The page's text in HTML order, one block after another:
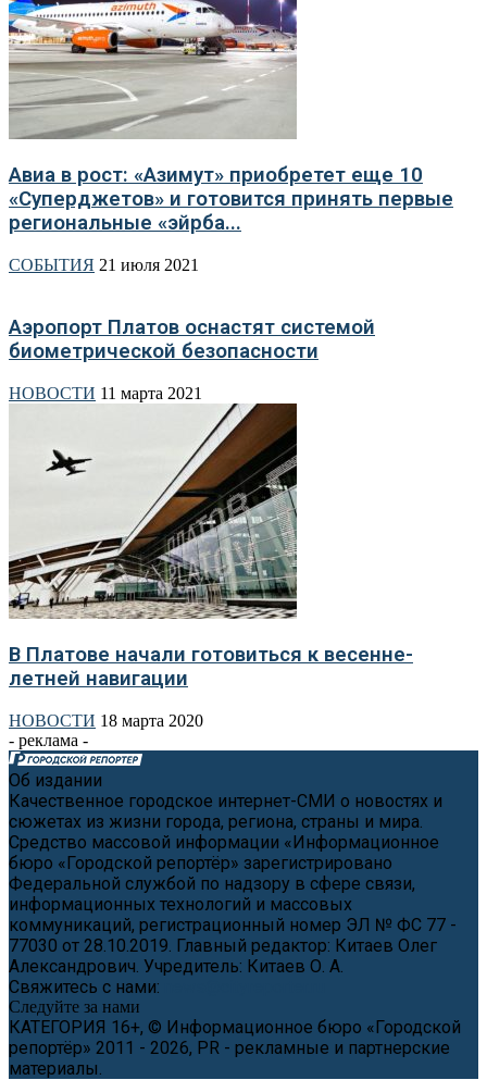
Авиа в рост: «Азимут» приобретет еще 10
«Суперджетов» и готовится принять первые
региональные «эйрба...
СОБЫТИЯ 21 июля 2021
Аэропорт Платов оснастят системой
биометрической безопасности
НОВОСТИ 11 марта 2021
В Платове начали готовиться к весенне-
летней навигации
НОВОСТИ 18 марта 2020
- реклама -
Об издании
Качественное городское интернет-СМИ о новостях и
сюжетах из жизни города, региона, страны и мира.
Средство массовой информации «Информационное
бюро «Городской репортёр» зарегистрировано
Федеральной службой по надзору в сфере связи,
информационных технологий и массовых
коммуникаций, регистрационный номер ЭЛ № ФС 77 -
77030 от 28.10.2019. Главный редактор: Китаев Олег
Александрович. Учредитель: Китаев О. А.
Свяжитесь с нами:
Следуйте за нами
КАТЕГОРИЯ 16+, © Информационное бюро «Городской
репортёр» 2011 - 2026, PR - рекламные и партнерские
материалы.